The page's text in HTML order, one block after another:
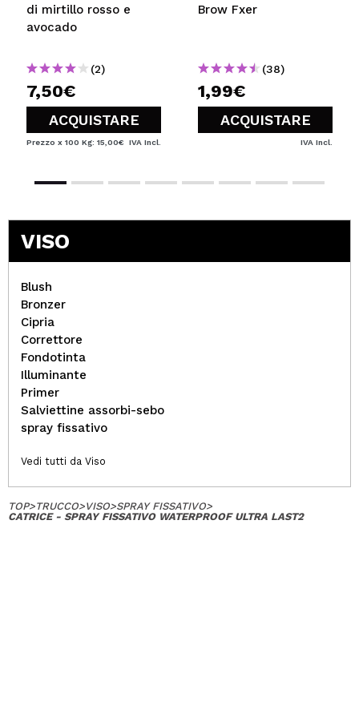
di mirtillo rosso e
avocado
(2)
7,50€
ACQUISTARE
Prezzo x 100 Kg: 15,00€ IVA Incl.
Brow Fxer
(38)
1,99€
ACQUISTARE
IVA Incl.
VISO
Blush
Bronzer
Cipria
Correttore
Fondotinta
Illuminante
Primer
Salviettine assorbi-sebo
spray fissativo
Vedi tutti da Viso
TOP>TRUCCO>VISO>SPRAY FISSATIVO>
CATRICE - SPRAY FISSATIVO WATERPROOF ULTRA LAST2